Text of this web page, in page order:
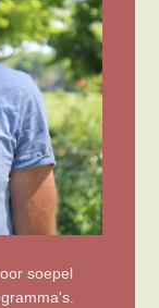
soepel